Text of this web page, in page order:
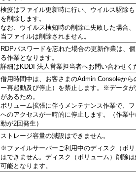
検疫はファイル更新時に行い、ウイルス駆除
を削除します。
なお、ウイルス検知時の削除に失敗した場合
当ファイルは削除されません。
RDPパスワードを忘れた場合の更新作業は、
る作業となります。
詳細はKDDI 法人営業担当者へお問い合わせく
借用時間中は、お客さまのAdmin Consoleから
ー再起動及び停止）を禁止します。※データ
があるため。
ボリューム拡張に伴うメンテナンス作業で、
へのアクセスが一時的に停止します。（作業
動が2回発生）
ストレージ容量の減設はできません。
※ファイルサーバーご利用中のディスク（ボ
はできません。ディスク（ボリューム）削除
可能となります。